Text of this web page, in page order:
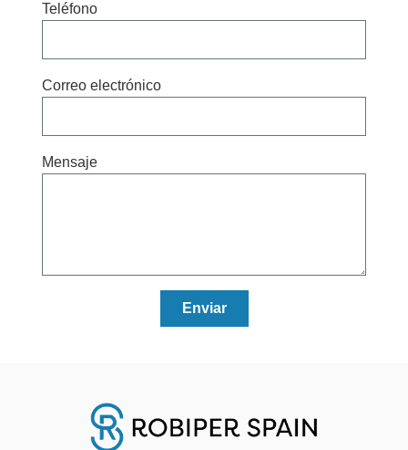
Teléfono
Correo electrónico
Mensaje
Enviar